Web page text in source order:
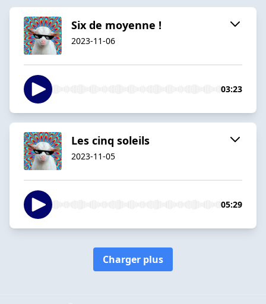
Six de moyenne !
2023-11-06
03:23
Les cinq soleils
2023-11-05
05:29
Charger plus